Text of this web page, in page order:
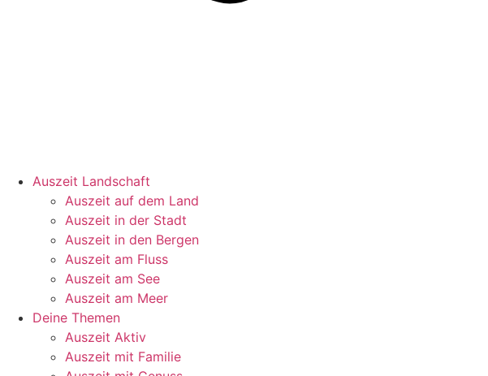
Auszeit Landschaft
Auszeit auf dem Land
Auszeit in der Stadt
Auszeit in den Bergen
Auszeit am Fluss
Auszeit am See
Auszeit am Meer
Deine Themen
Auszeit Aktiv
Auszeit mit Familie